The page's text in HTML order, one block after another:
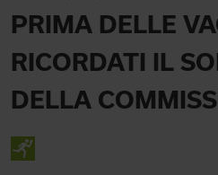
PRIMA DELLE
RICORDATI IL
DELLA